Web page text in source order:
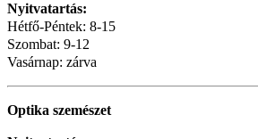
Nyitvatartás:
Hétfő-Péntek: 8-15
Szombat: 9-12
Vasárnap: zárva
Optika szemészet